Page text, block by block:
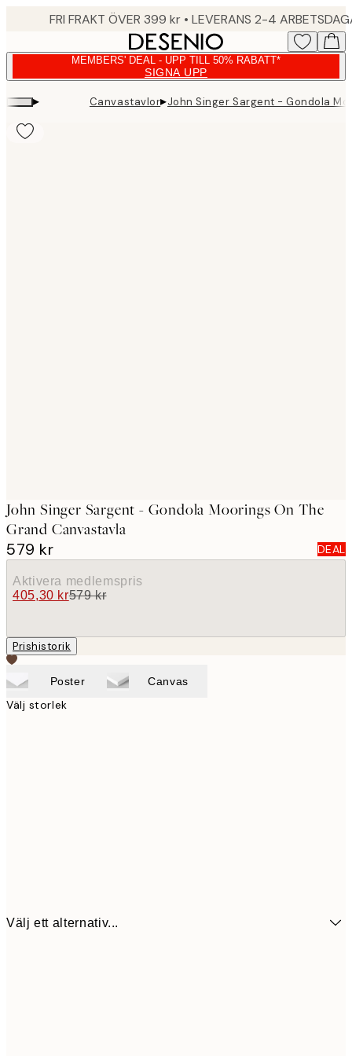
FRI FRAKT ÖVER 399 kr • LEVERANS 2-4
MEMBERS' DEAL - UPP TILL 50% RABATT*
SIGNA UPP
▸ Canvastavlor▸John Singer Sargent - Gondola
John Singer Sargent - Gondola Moorings On The
Grand Canvastavla
579 kr DEAL
Aktivera medlemspris
405,30 kr579 kr
Prishistorik
Poster Canvas
Välj storlek
Välj ett alternativ...